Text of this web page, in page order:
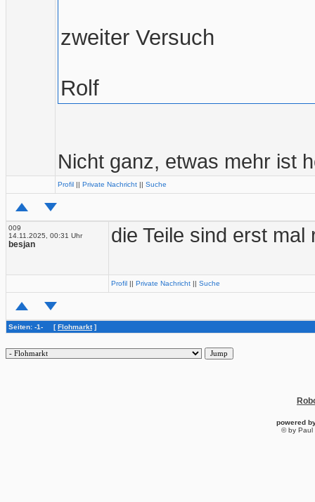
zweiter Versuch
Rolf
Nicht ganz, etwas mehr ist
Profil || Private Nachricht || Suche
009
14.11.2025, 00:31 Uhr
besjan die Teile sind erst mal
Profil || Private Nachricht || Suche
Seiten: -1- [Flohmarkt]
powered
© by Paul